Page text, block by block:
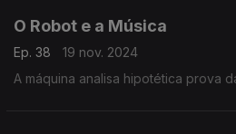
O Robot e a Música
Ep. 38
19 nov. 2024
A máquina analisa hipotética prova